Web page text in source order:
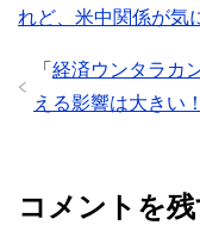
れど、米中関係が気
「 経済ウンタラカ
える影響は大きい！
コメントを